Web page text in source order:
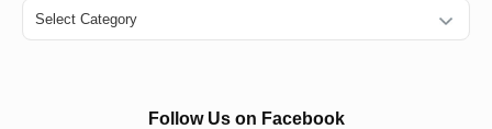
Categories
Follow Us on Facebook